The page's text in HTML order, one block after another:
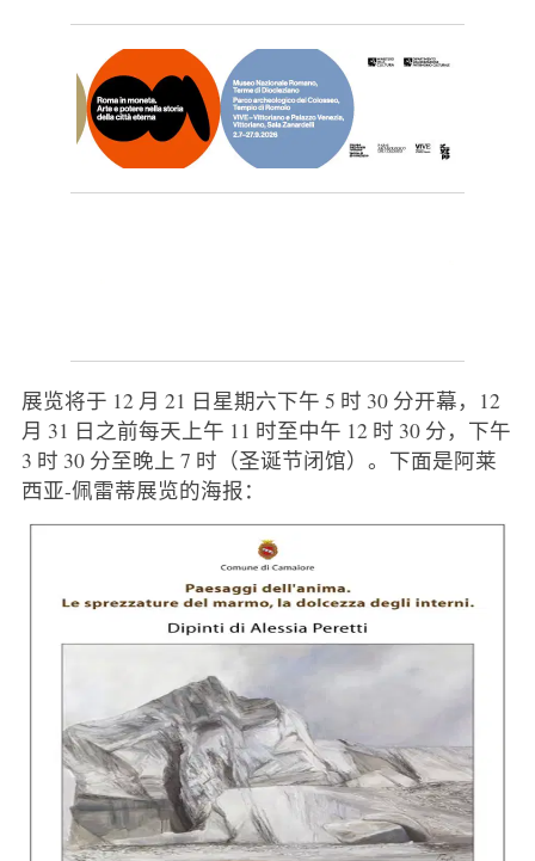
展览将于 12 月 21 日星期六下午 5 时 30 分开幕，12
月 31 日之前每天上午 11 时至中午 12 时 30 分，下午
3 时 30 分至晚上 7 时（圣诞节闭馆）。下面是阿莱
西亚-佩雷蒂展览的海报：